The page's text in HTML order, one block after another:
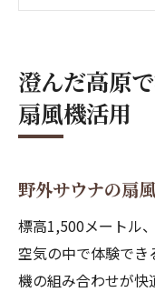
扇風機による
サウナで
サウナ内
天井と床
サウナの
機
澄んだ高原
扇風機活用
野外サウナの扇
標高1,500メートル
空気の中で体験で
機の組み合わせが快